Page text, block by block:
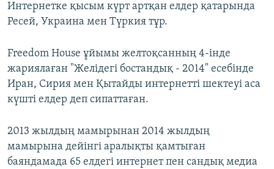
Интернетке қысым күрт артқан елдер қатарында
Ресей, Украина мен Түркия тұр.
Freedom House ұйымы желтоқсанның 4-інде
жариялаған "Желідегі бостандық - 2014" есебінде
Иран, Сирия мен Қытайды интернетті шектеуі аса
күшті елдер деп сипаттаған.
2013 жылдың мамырынан 2014 жылдың
мамырына дейінгі аралықты қамтыған
баяндамада 65 елдегі интернет пен сандық медиа